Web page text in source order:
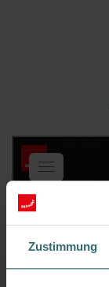
Zustimmung